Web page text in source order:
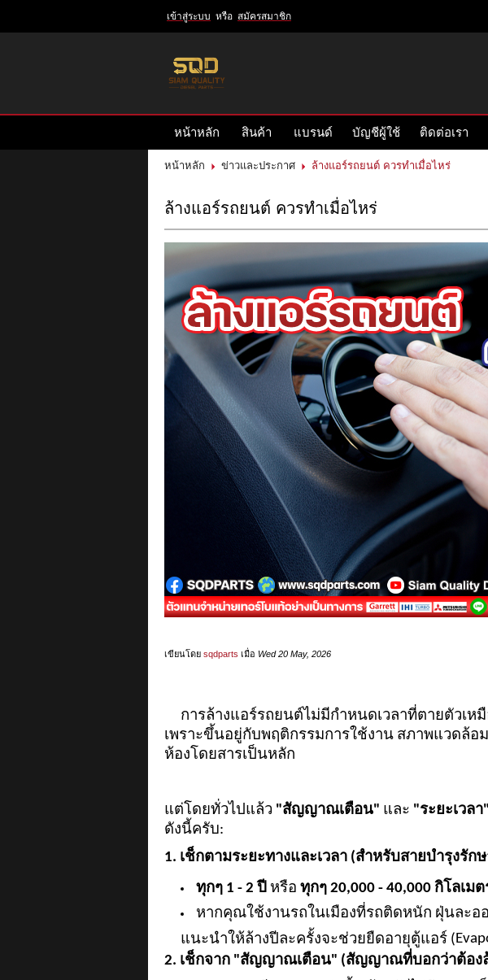
สมัคร
แบรนด์
RETURN AND REFUND POLICY
เข้าสู่ระบบ หรือ สมัครสมาชิก
หน้าหลัก สินค้า แบรนด์ บัญชีผู้ใช้ ติดต่อเรา
หน้าหลัก ข่าวและประกาศ ล้างแอร์รถยนต์ ควรทำเมื่อไหร่
ล้างแอร์รถยนต์ ควรทำเมื่อไหร่
เขียนโดย sqdparts เมื่อ Wed 20 May, 2026
การล้างแอร์รถยนต์ไม่มีกำหนดเวลาที่ตายตัวเห
เพราะขึ้นอยู่กับพฤติกรรมการใช้งาน สภาพแวดล้
ห้องโดยสารเป็นหลัก
แต่โดยทั่วไปแล้ว "สัญญาณเตือน" และ "ระยะเวลา"
ดังนี้ครับ:
1. เช็กตามระยะทางและเวลา (สำหรับสายบำรุงรัก
ทุกๆ 1 - 2 ปี หรือ ทุกๆ 20,000 - 40,000 กิโลเมต
หากคุณใช้งานรถในเมืองที่รถติดหนัก ฝุ่นละอ
แนะนำให้ล้างปีละครั้งจะช่วยยืดอายุตู้แอร์ (
2. เช็กจาก "สัญญาณเตือน" (สัญญาณที่บอกว่าต้อง